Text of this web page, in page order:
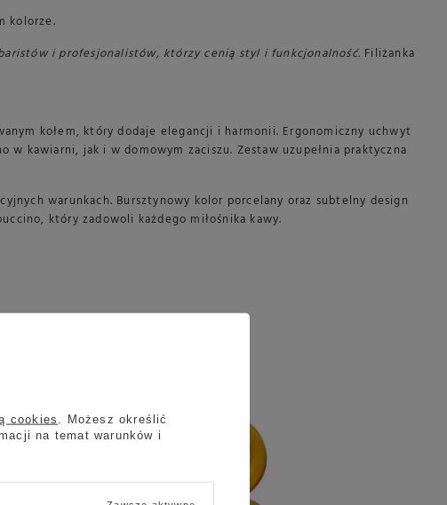
kolorze.
i profesjonalistów, którzy cenią styl i funkcjonalność. Filiżanka
kołem, który dodaje elegancji i harmonii. Ergonomiczny uchwyt
kawiarni, jak i w domowym zaciszu. Zestaw uzupełnia praktyczna
warunkach. Bursztynowy kolor porcelany oraz subtelny design
który zadowoli każdego miłośnika kawy.
cookies
. Możesz określić
na temat warunków i